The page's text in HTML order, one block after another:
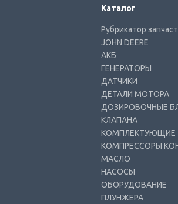
Каталог
Рубрикатор
JOHN DEERE
АКБ
ГЕНЕРАТОРЫ
ДАТЧИКИ
ДЕТАЛИ МОТОРА
ДОЗИРОВОЧНЫЕ
КЛАПАНА
КОМПЛЕКТУЮЩИЕ
КОМПРЕССОРЫ
МАСЛО
НАСОСЫ
ОБОРУДОВАНИЕ
ПЛУНЖЕРА